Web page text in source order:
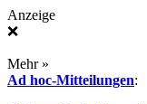
Anzeige
❌
Mehr »
Ad hoc-Mitteilungen: